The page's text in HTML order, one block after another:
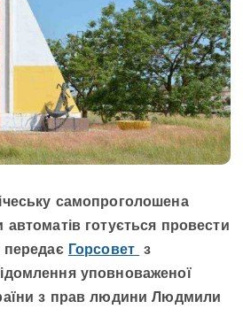
самопроголошена
готується провести
передає
Горсовет
з
уповноваженої
з прав людини Людмили